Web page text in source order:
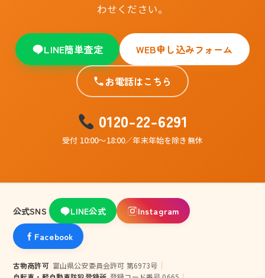
わせください。
LINE簡単査定 WEB申し込みフォーム
お電話はこちら
0120-22-6291
受付 10:00〜18:00／年末年始を除き無休
公式SNS LINE公式 Instagram
Facebook
古物商許可 富山県公安委員会許可 第6973号 ｜